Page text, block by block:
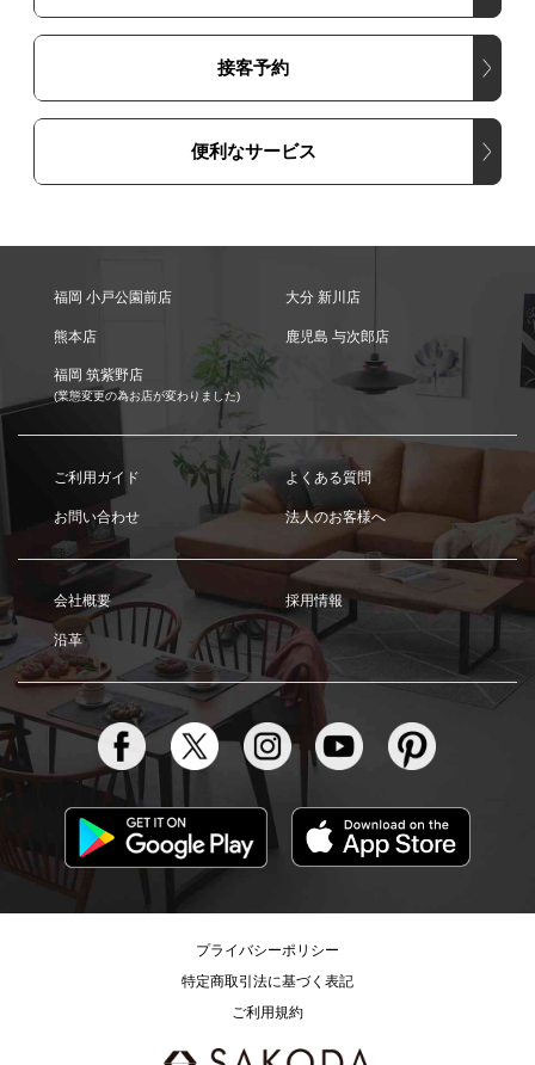
接客予約
便利なサービス
福岡 小戸公園前店 大分 新川店
熊本店 鹿児島 与次郎店
福岡 筑紫野店
(業態変更の為お店が変わりました)
ご利用ガイド よくある質問
お問い合わせ 法人のお客様へ
会社概要 採用情報
沿革
プライバシーポリシー
特定商取引法に基づく表記
ご利用規約